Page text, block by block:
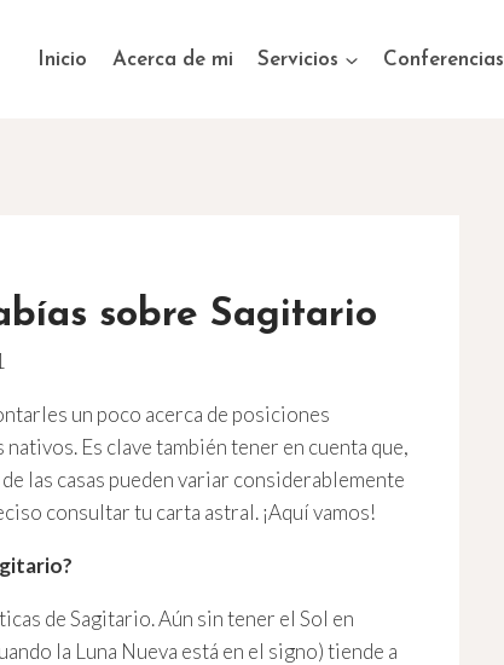
Inicio Acerca de mi Servicios Conferencias
sobre Sagitario
un poco acerca de posiciones
Es clave también tener en cuenta que,
las casas pueden variar considerablemente
consultar tu carta astral. ¡Aquí vamos!
de Sagitario. Aún sin tener el Sol en
la Luna Nueva está en el signo) tiende a